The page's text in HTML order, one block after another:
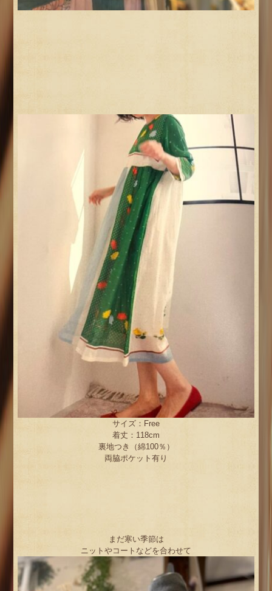
サイズ：Free
着丈：118cm
裏地つき（綿100％）
両脇ポケット有り
まだ寒い季節は
ニットやコートなどを合わせて